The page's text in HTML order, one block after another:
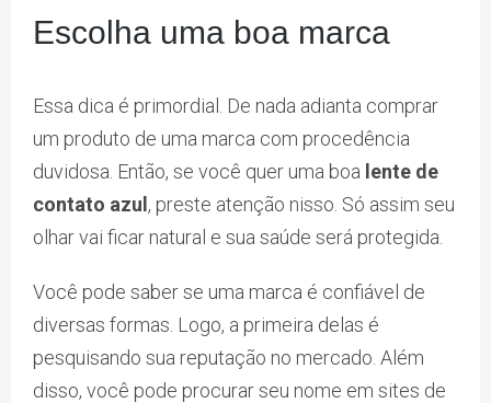
Escolha uma boa marca
Essa dica é primordial. De nada adianta comprar
um produto de uma marca com procedência
duvidosa. Então, se você quer uma boa lente de
contato azul, preste atenção nisso. Só assim seu
olhar vai ficar natural e sua saúde será protegida.
Você pode saber se uma marca é confiável de
diversas formas. Logo, a primeira delas é
pesquisando sua reputação no mercado. Além
disso, você pode procurar seu nome em sites de